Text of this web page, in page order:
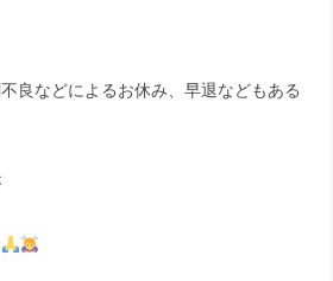
良などによるお休み、早退などもある